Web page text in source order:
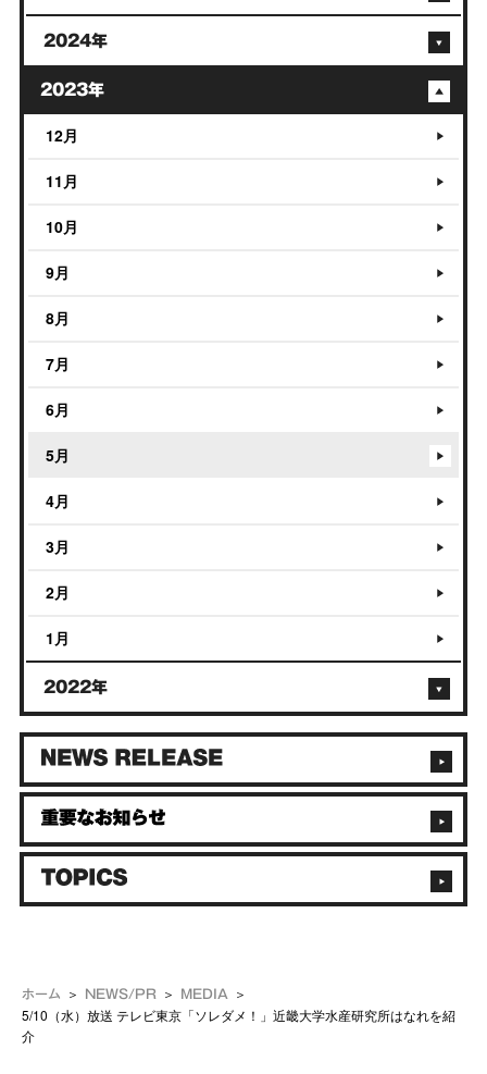
ホーム NEWS/PR MEDIA
5/10（水）放送 テレビ東京「ソレダメ！」近畿大学水産研究所はなれを紹
介
2024年
2023年
12月
11月
10月
9月
8月
7月
6月
5月
4月
3月
2月
1月
2022年